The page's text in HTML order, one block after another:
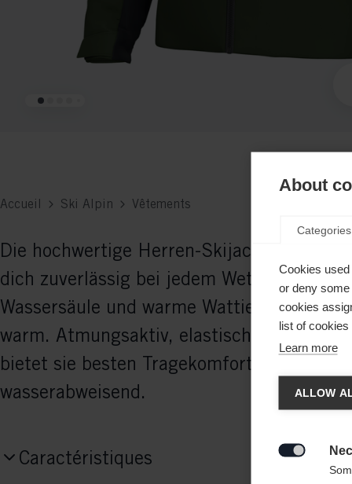
Accueil Ski Alpin Vêtements
Die hochwertige Herren-Skijacke von
dich zuverlässig bei jedem Wetter:
Wassersäule und warme Wattierung
warm. Atmungsaktiv, elastisch und
bietet sie besten Tragekomfort –
wasserabweisend.
Caractéristiques
About
Categories
Cookies
or deny
cookies
list of cookies
Learn more
ALLOW